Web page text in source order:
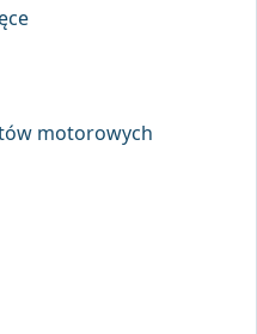
motorowych